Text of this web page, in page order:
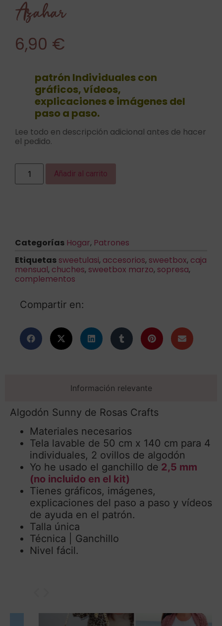
Azahar
6,90 €
patrón Individuales con
gráficos, vídeos,
explicaciones e imágenes del
paso a paso.
Lee todo en descripción adicional antes de hacer
el pedido.
Añadir al carrito
Categorías Hogar, Patrones
Etiquetas sweetulasi, accesorios, sweetbox, caja
mensual, chuches, sweetbox marzo, sopresa,
complementos
Compartir en:
Información relevante
Algodón Sunny de Rosas Crafts
Materiales necesarios
Tela lavable de 50 cm x 140 cm para 4
individuales, 2 ovillos de algodón
Yo he usado el ganchillo de 2,5 mm
(no incluido en el kit)
Tienes gráficos, imágenes,
explicaciones del paso a paso y vídeos
de ayuda en el patrón.
Talla única
Técnica | Ganchillo
Nivel fácil.